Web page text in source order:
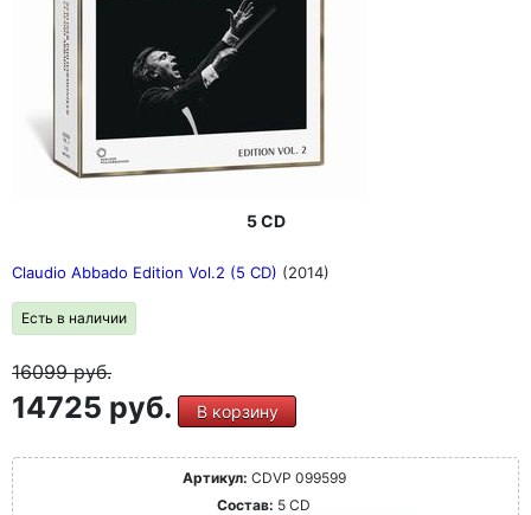
5 CD
Claudio Abbado Edition Vol.2 (5 CD) (2014)
Есть в наличии
16099руб.
14725 руб. В корзину
Артикул: CDVP 099599
Состав: 5 CD